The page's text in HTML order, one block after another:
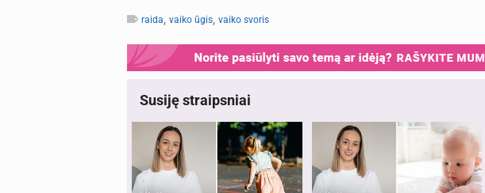
raida, vaiko ūgis, vaiko svoris
Susiję straipsniai